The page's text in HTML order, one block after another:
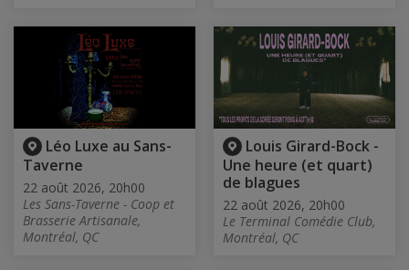
Léo Luxe au Sans-
Taverne
22 août 2026, 20h00
Les Sans-Taverne - Coop et
Brasserie Artisanale,
Montréal, QC
Louis Girard-Bock -
Une heure (et quart)
de blagues
22 août 2026, 20h00
Le Terminal Comédie Club,
Montréal, QC